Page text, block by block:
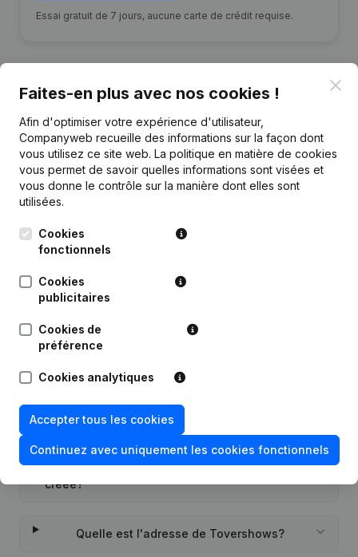
Essai gratuit de 7 jours, aucune carte de crédit requise.
Publicationsde Tovershows
Date Publication
Succursale, etc...)
Questions fréquemment posées
Quel est le numéro de TVA de Tovershows?
Quel est l'identifiant PEPPOL de Tovershows?
Quand la société Tovershows a-t-elle été
créée?
Quelle est l'adresse de Tovershows?
Faites-en plus avec nos cookies !
Afin d'optimiser votre expérience d'utilisateur,
Companyweb recueille des informations sur la façon dont
vous utilisez ce site web. La politique en matière de cookies
vous permet de savoir quelles informations sont visées et
vous donne le contrôle sur la manière dont elles sont
utilisées.
Cookies
fonctionnels
Cookies
publicitaires
Cookies de
préférence
Cookies analytiques
Accepter tous les cookies
Continuez avec uniquement les cookies fonctionnels